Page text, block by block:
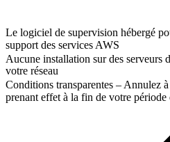
Le logiciel de supervision hébergé
support des services AWS
Aucune installation sur des serveurs
votre réseau
Conditions transparentes – Annulez
prenant effet à la fin de votre